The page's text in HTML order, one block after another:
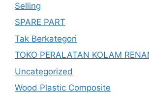
Selling
SPARE PART
Tak Berkategori
TOKO PERALATAN KOLAM
Uncategorized
Wood Plastic Composite